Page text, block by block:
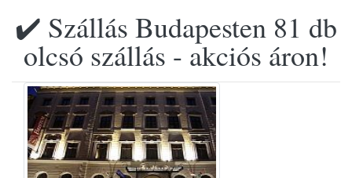
✔️ Szállás Budapesten 81 db
olcsó szállás - akciós áron!